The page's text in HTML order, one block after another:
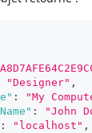
"Designer" ,
: "My
: "John
: "localhost" ,